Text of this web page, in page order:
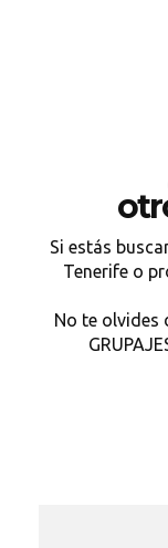
Si estás
Tenerife o
No te olvides